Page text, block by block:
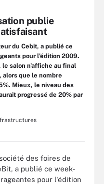
publie
du Cebit, a publié ce
pour l'édition 2009.
salon n'affiche au final
alors que le nombre
Mieux, le niveau des
progressé de 20% par
des foires de
a publié ce week-
pour l'édition